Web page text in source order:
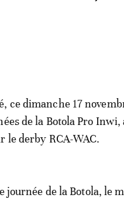
ce dimanche 17
de la Botola Pro
le derby RCA-WAC.
journée de la Botola, le